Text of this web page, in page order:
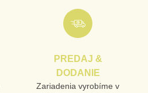
PREDAJ &
DODANIE
Zariadenia vyrobíme v